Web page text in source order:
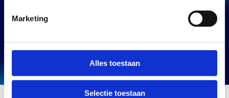
Marketing
Alles toestaan
Selectie toestaan